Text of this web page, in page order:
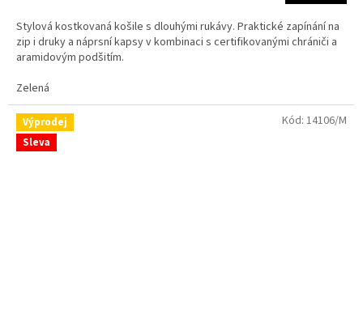
z
5
hvězdiček.
Stylová kostkovaná košile s dlouhými rukávy. Praktické zapínání na
zip i druky a náprsní kapsy v kombinaci s certifikovanými chrániči a
aramidovým podšitím.
Zelená
Výprodej
Sleva
Kód: 14106/M